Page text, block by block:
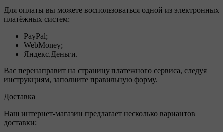
Для оплаты вы можете воспользоваться одной из электронных
платёжных систем:
PayPal;
WebMoney;
Яндекс.Деньги.
Вас перенаправит на страницу платежного сервиса, следуя
инструкциям, заполните правильную форму.
Доставка
Наш интернет-магазин предлагает несколько вариантов
доставки: